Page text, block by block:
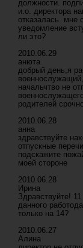
должности.
и.о. директора
отказалась. мне
уведомление
ли это?
2010.06.29
анюта
добрый день,я
начальчтво не
родителей
2010.06.28
анна
здравствуйте
отпускные
подскажите
моей стороне
2010.06.28
Ирина
Здравствуйте!
данного
только на 14?
2010.06.27
Алина